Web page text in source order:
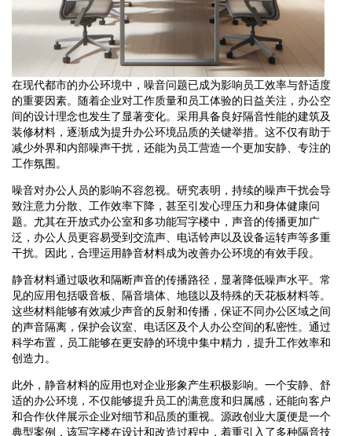
在现代都市的办公环境中，噪音问题已成为影响员工效率与舒适度
的重要因素。随着企业对工作质量和员工体验的日益关注，办公空
间的设计理念也发生了显著变化。采用具备良好隔音性能的建筑及
装修材料，逐渐成为提升办公环境品质的关键举措。这不仅有助于
减少外界和内部噪声干扰，还能为员工营造一个更加安静、专注的
工作氛围。
噪音对办公人员的影响不容忽视。研究表明，持续的噪声干扰会导
致注意力分散、工作效率下降，甚至引发心理压力和身体健康问
题。尤其在开放式办公室和多功能写字楼中，声音的传播更加广
泛，办公人员更容易受到交流声、电话铃声以及设备运转声等多重
干扰。因此，合理运用静音材料成为改善办公环境的有效手段。
静音材料通过吸收和隔断声音的传播路径，显著降低噪声水平。常
见的应用包括吸音板、隔音墙体、地毯以及特殊的天花板材料等。
这些材料能够有效减少声音的反射和传播，保证不同办公区域之间
的声音隔离，保护会议室、电话区及个人办公空间的私密性。通过
科学布置，员工能够在更安静的环境中集中精力，提升工作效率和
创造力。
此外，静音材料的应用也对企业形象产生积极影响。一个安静、舒
适的办公环境，不仅能够提升员工的满意度和归属感，还能向客户
和合作伙伴展示企业对细节和品质的重视。源政创业大厦便是一个
典型案例，该写字楼在设计和改造过程中，着重引入了多种隔音技